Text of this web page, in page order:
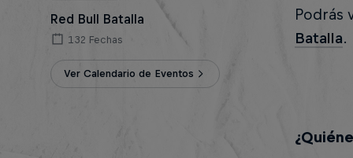
Red Bull Batalla
132 Fechas
Ver Calendario de Eventos
Podrás
Batalla.